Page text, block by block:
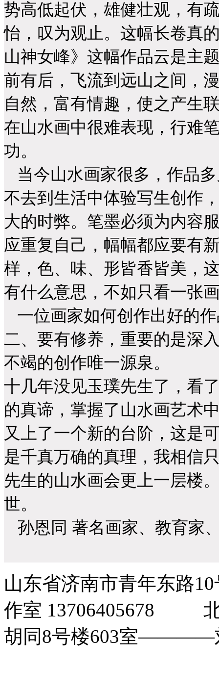
势高低起伏，雄健壮观，有
怡，叹为观止。这幅长卷真
山神女峰》这幅作品云是主
前有后，飞流到远山之间，
自然，富有情趣，使之产生
在山水画中很难表现，行难
功。
当今山水画家很多，作品
不去到生活中体验写生创作
大的时弊。笔墨必须为内容
应重复自己，幅幅都应要有
样，色、味、形皆香皆美，
有什么意思，不如只看一张
一位画家如何创作出好的
二、要有修养，重要的是深
不竭的创作唯一源泉。
十几年没见玉璞先生了，看
的真谛，掌握了山水画艺术
又上了一个新的台阶，这是
是千真万确的真理，我相信
先生的山水画会更上一层楼
世。
孙恩同 著名画家、教育家
山东省济南市青年东路
作室 13706405678 北
胡同8号楼603室――――